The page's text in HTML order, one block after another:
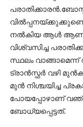
നൽകിയ ആൾ ആണ്
വിശ്വസിച്ച
സ്ഥലം
ട്രാൻസ്ഫർ വഴി
മുൻ നിശ്ചയിച്ച
പോയപ്പോഴാണ്
ബോധ്യപ്പെട്ടത്.